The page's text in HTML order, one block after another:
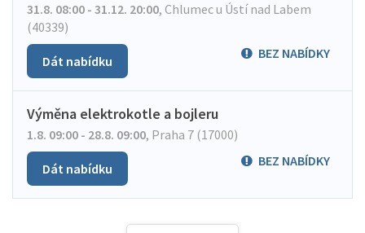
31.8. 08:00 - 31.12. 20:00, Chlumec u Ústí nad Labem
(40339)
BEZ NABÍDKY
Dát nabídku
Výměna elektrokotle a bojleru
1.8. 09:00 - 28.8. 09:00, Praha 7 (17000)
BEZ NABÍDKY
Dát nabídku